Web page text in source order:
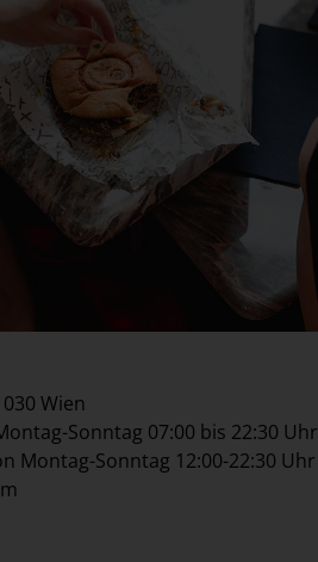
Wien
Sonntag 07:00 bis 22:30 Uhr
Montag-Sonntag 12:00-22:30 Uhr